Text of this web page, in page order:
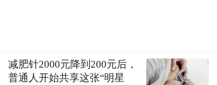
减肥针2000元降到200元后，
普通人开始共享这张“明星